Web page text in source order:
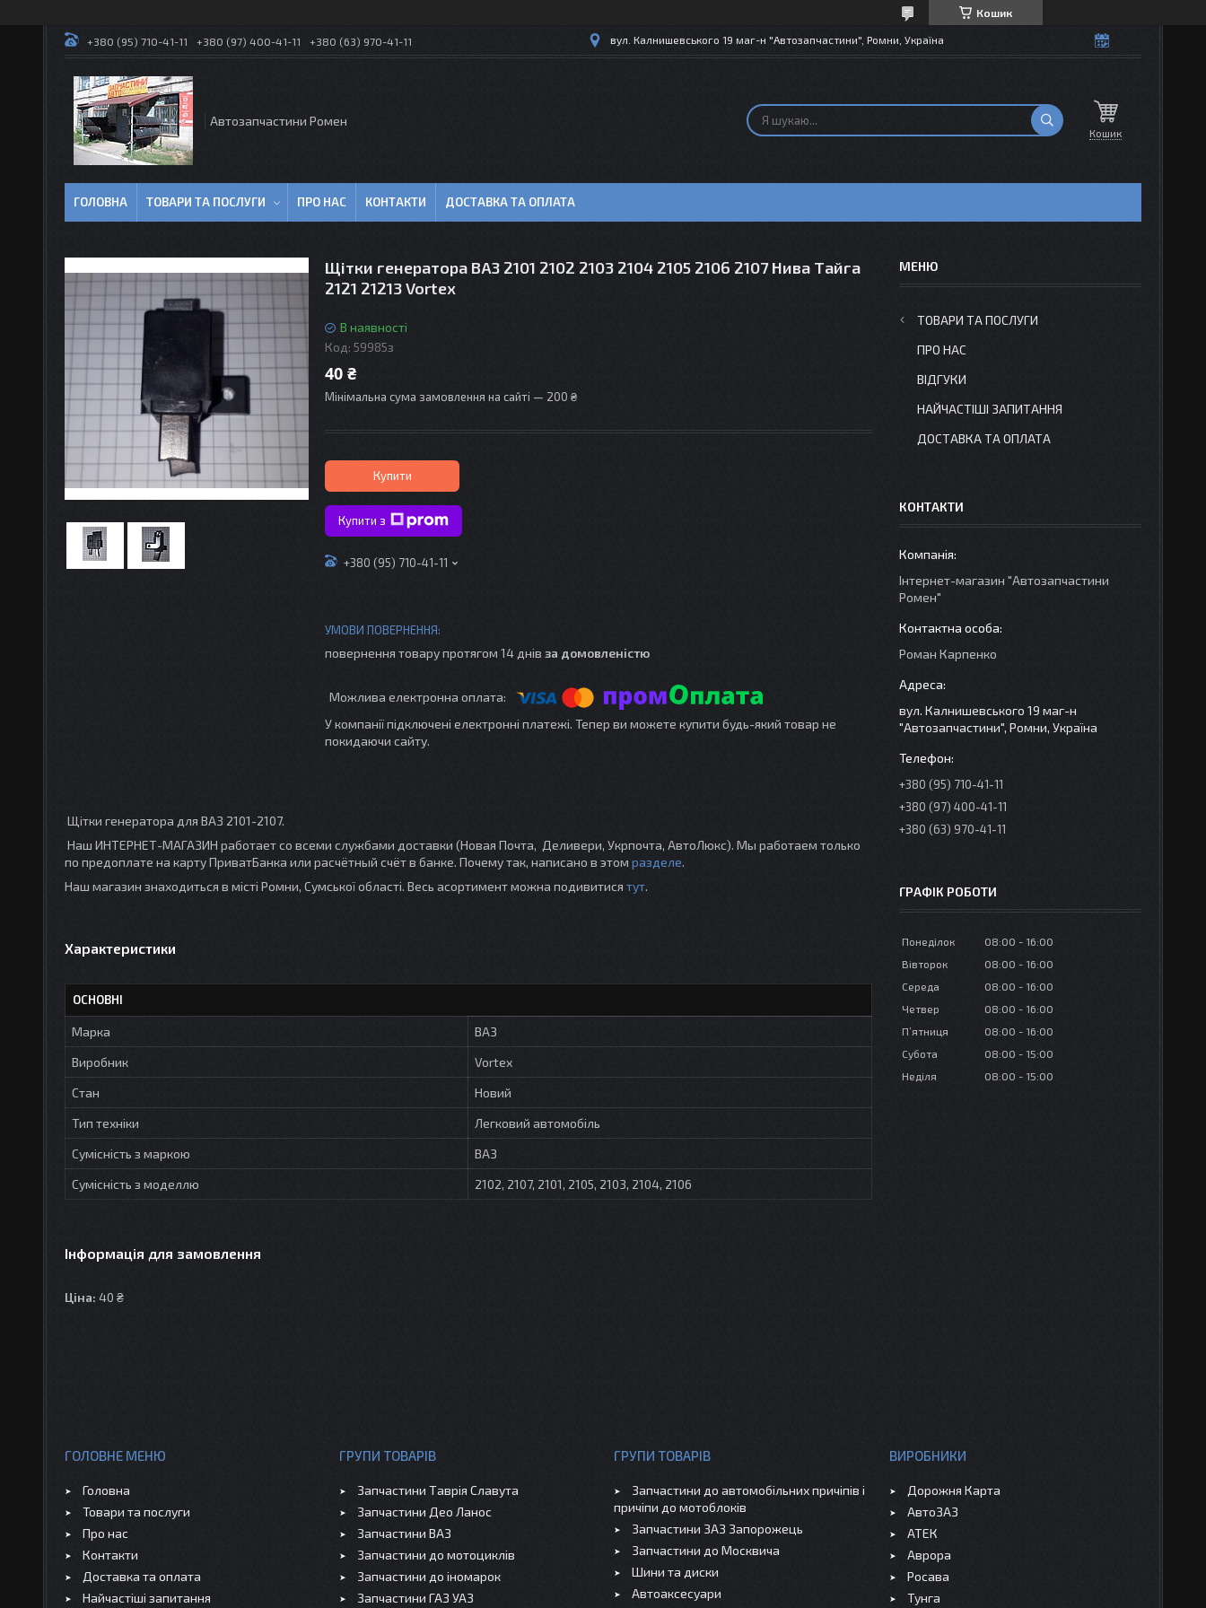
Кошик
+380 (95) 710-41-11 +380 (97) 400-41-11 +380 (63) 970-41-11 вул. Калнишевського 19 маг-н "Автозапчастини", Ромни, Україна
Автозапчастини Ромен
Кошик
ГОЛОВНА ТОВАРИ ТА ПОСЛУГИ ПРО НАС КОНТАКТИ ДОСТАВКА ТА ОПЛАТА
Щітки генератора ВАЗ 2101 2102 2103 2104 2105 2106 2107 Нива Тайга
2121 21213 Vortex
В наявності
Код: 59985з
40 ₴
Мінімальна сума замовлення на сайті — 200 ₴
Купити
Купити з
+380 (95) 710-41-11
повернення товару протягом 14 днів за домовленістю
У компанії підключені електронні платежі. Тепер ви можете купити будь-який товар не
покидаючи сайту.
Щітки генератора для ВАЗ 2101-2107.
Наш ИНТЕРНЕТ-МАГАЗИН работает со всеми службами доставки (Новая Почта, Деливери, Укрпочта, АвтоЛюкс). Мы работаем только
по предоплате на карту ПриватБанка или расчётный счёт в банке. Почему так, написано в этом разделе.
Наш магазин знаходиться в місті Ромни, Сумської області. Весь асортимент можна подивитися тут.
Характеристики
ОСНОВНІ
Марка
ВАЗ
Виробник
Vortex
Стан
Новий
Тип техніки
Легковий автомобіль
Сумісність з маркою
ВАЗ
Сумісність з моделлю
2102, 2107, 2101, 2105, 2103, 2104, 2106
Інформація для замовлення
Ціна: 40 ₴
ТОВАРИ ТА ПОСЛУГИ
ПРО НАС
ВІДГУКИ
НАЙЧАСТІШІ ЗАПИТАННЯ
ДОСТАВКА ТА ОПЛАТА
КОНТАКТИ
Інтернет-магазин "Автозапчастини
Ромен"
Роман Карпенко
вул. Калнишевського 19 маг-н
"Автозапчастини", Ромни, Україна
+380 (95) 710-41-11
+380 (97) 400-41-11
+380 (63) 970-41-11
ГРАФІК РОБОТИ
Понеділок 08:00
16:00
Вівторок
08:00
16:00
Середа
08:00
16:00
Четвер
08:00
16:00
Пʼятниця
08:00
16:00
Субота
08:00
15:00
Неділя
08:00 15:00
ГОЛОВНЕ МЕНЮ
Головна
Товари та послуги
Про нас
Контакти
Доставка та оплата
Найчастіші запитання
ГРУПИ ТОВАРІВ
Запчастини Таврія Славута
Запчастини Део Ланос
Запчастини ВАЗ
Запчастини до мотоциклів
Запчастини до іномарок
Запчастини ГАЗ УАЗ
ГРУПИ ТОВАРІВ
Запчастини до автомобільних причіпів і
причіпи до мотоблоків
Запчастини ЗАЗ Запорожець
Запчастини до Москвича
Шини та диски
Автоаксесуари
ВИРОБНИКИ
Дорожня Карта
АвтоЗАЗ
АТЕК
Аврора
Росава
Тунга